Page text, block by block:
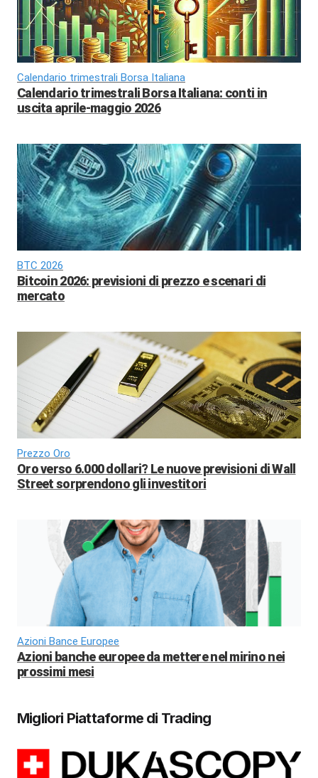
Calendario trimestrali Borsa Italiana
Calendario trimestrali Borsa Italiana: conti in
uscita aprile-maggio 2026
BTC 2026
Bitcoin 2026: previsioni di prezzo e scenari di
mercato
Prezzo Oro
Oro verso 6.000 dollari? Le nuove previsioni di Wall
Street sorprendono gli investitori
Azioni Bance Europee
Azioni banche europee da mettere nel mirino nei
prossimi mesi
Migliori Piattaforme di Trading